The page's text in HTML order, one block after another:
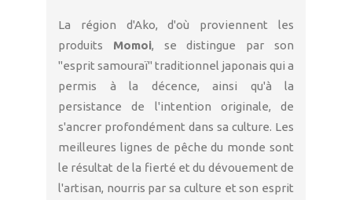
La région d'Ako, d'où proviennent les
produits Momoi, se distingue par son
"esprit samouraï" traditionnel japonais qui a
permis à la décence, ainsi qu'à la
persistance de l'intention originale, de
s'ancrer profondément dans sa culture. Les
meilleures lignes de pêche du monde sont
le résultat de la fierté et du dévouement de
l'artisan, nourris par sa culture et son esprit